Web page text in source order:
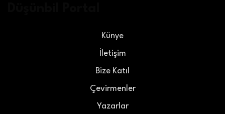
Künye
İletişim
Bize Katıl
Çevirmenler
Yazarlar